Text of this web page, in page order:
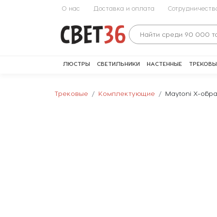
О нас Доставка и оплата
ЛЮСТРЫ СВЕТИЛЬНИКИ НАСТЕННЫЕ
Трековые Комплектующие Maytoni Х-